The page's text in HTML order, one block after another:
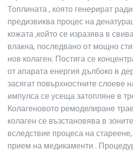
Топлината , която генерират
предизвиква процес на
кожата ,който се изразява в
влакна, последвано от мощно
нов колаген. Постига се
от апарата енергия дълбоко в
засягат повърхностните слоеве
импулса се усеща затопляне в
Колагеновото ремоделиране
колаген се възстановява в
вследствие процеса на
прием на медикаменти .